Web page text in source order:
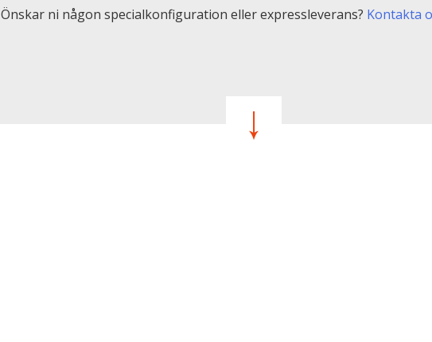
Önskar ni någon specialkonfiguration eller expressleverans? Kontakta